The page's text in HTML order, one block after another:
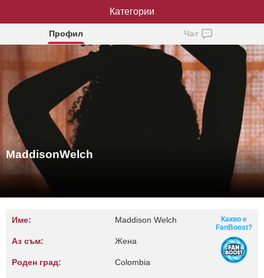
MaddisonWelch
Профил Чат
MaddisonWelch
Име: Maddison Welch
Аз съм: Жена
Роден град: Colombia
Какво е
FanBoost?
Категории